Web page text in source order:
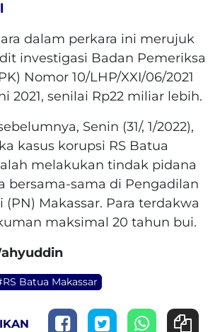
dalam perkara ini merujuk
investigasi Badan Pemeriksa
Nomor 10/LHP/XXI/06/2021
2021, senilai Rp22 miliar lebih.
Senin (31/, 1/2022),
kasus korupsi RS Batua
melakukan tindak pidana
bersama-sama di Pengadilan
(PN) Makassar. Para terdakwa
maksimal 20 tahun bui.
Batua Makassar